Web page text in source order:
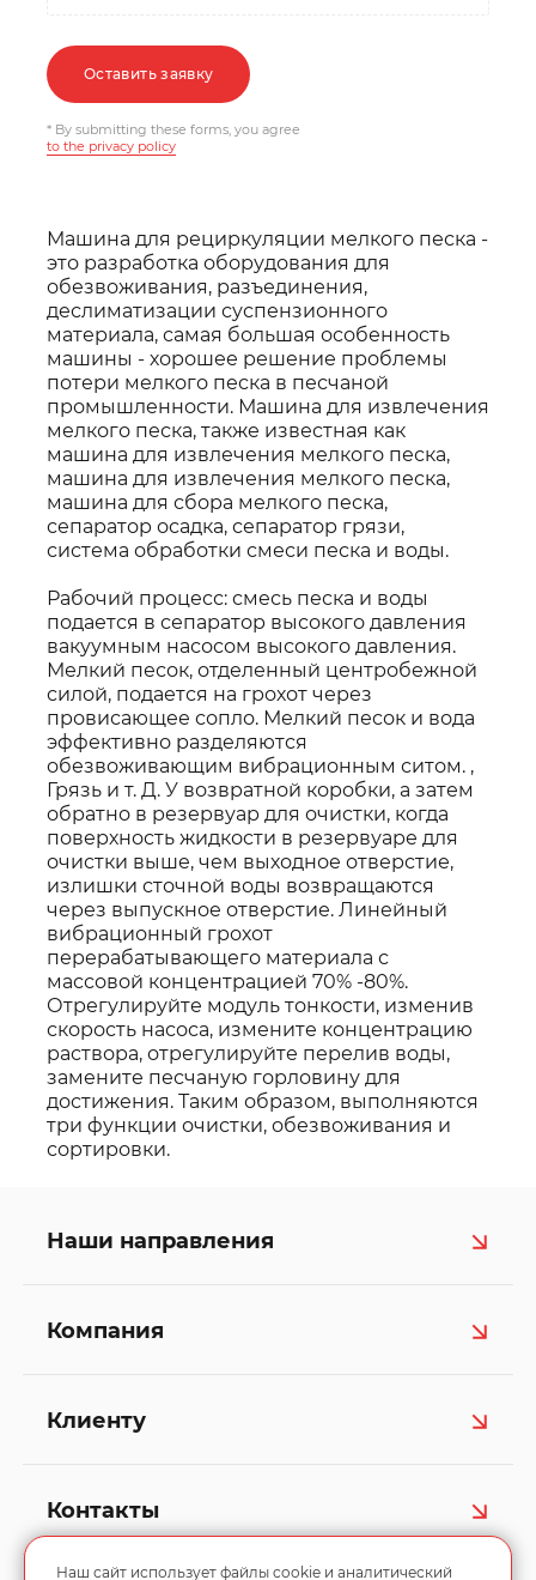
Оставить заявку
* By submitting these forms, you agree
to the privacy policy
Машина для рециркуляции мелкого песка -
это разработка оборудования для
обезвоживания, разъединения,
деслиматизации суспензионного
материала, самая большая особенность
машины - хорошее решение проблемы
потери мелкого песка в песчаной
промышленности. Машина для извлечения
мелкого песка, также известная как
машина для извлечения мелкого песка,
машина для извлечения мелкого песка,
машина для сбора мелкого песка,
сепаратор осадка, сепаратор грязи,
система обработки смеси песка и воды.
Рабочий процесс: смесь песка и воды
подается в сепаратор высокого давления
вакуумным насосом высокого давления.
Мелкий песок, отделенный центробежной
силой, подается на грохот через
провисающее сопло. Мелкий песок и вода
эффективно разделяются
обезвоживающим вибрационным ситом. ,
Грязь и т. Д. У возвратной коробки, а затем
обратно в резервуар для очистки, когда
поверхность жидкости в резервуаре для
очистки выше, чем выходное отверстие,
излишки сточной воды возвращаются
через выпускное отверстие. Линейный
вибрационный грохот
перерабатывающего материала с
массовой концентрацией 70% -80%.
Отрегулируйте модуль тонкости, изменив
скорость насоса, измените концентрацию
раствора, отрегулируйте перелив воды,
замените песчаную горловину для
достижения. Таким образом, выполняются
три функции очистки, обезвоживания и
сортировки.
Наши направления
Компания
Клиенту
Контакты
Наш сайт использует файлы cookie и аналитический